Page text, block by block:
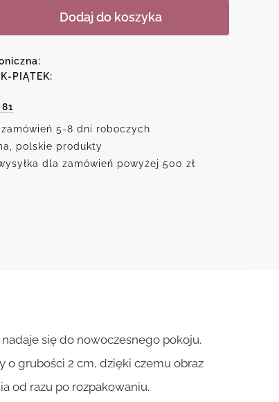
Dodaj do koszyka
PIĄTEK:
zamówień 5-8 dni roboczych
polskie produkty
dla zamówień powyżej 500 zł
się do nowoczesnego pokoju.
o grubości 2 cm, dzięki czemu obraz
od razu po rozpakowaniu.